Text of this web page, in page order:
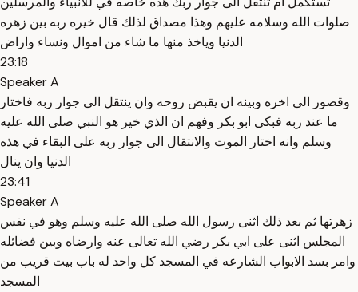
صلوات الله وسلامه عليهم وهذا مصداق لذلك قال خيره ربه بين زهره
الدنيا وياخذ منها ما شاء من اموال ونساء واراض
23:18
Speaker A
وقصور الى اخره وبينه ان يقبض روحه وان ينتقل الى جوار ربه فاختار
ما عند ربه فبكى ابو بكر وفهم ان الذي خير هو النبي صلى الله عليه
وسلم وانه اختار الموت والانتقال الى جوار ربه على البقاء في هذه
الدنيا وان ينال
23:41
Speaker A
زهرتها ثم بعد ذلك اثنى رسول الله صلى الله عليه وسلم وهو في نفس
المجلس اثنى على ابي بكر رضي الله تعالى عنه وارضاه وبين فضائله
وامر بسد الابواب الشارعه في المسجد كل واحد له باب بيت قريب من
المسجد